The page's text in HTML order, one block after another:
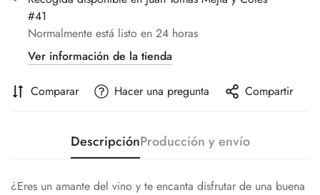
#41
Normalmente está listo en 24 horas
Ver información de la tienda
Comparar Hacer una pregunta Compartir
DescripciónProducción y envío
¿Eres un amante del vino y te encanta disfrutar de una buena